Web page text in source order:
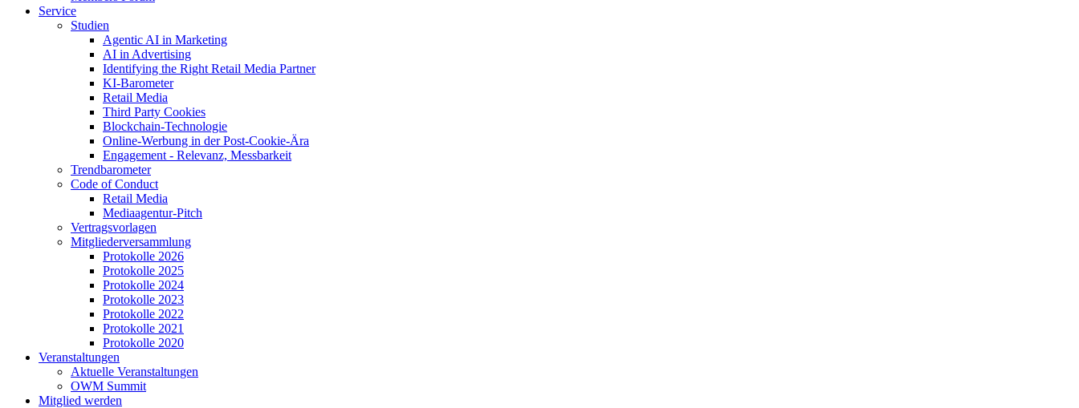
Service
Studien
Agentic AI in Marketing
AI in Advertising
Identifying the Right Retail Media Partner
KI-Barometer
Retail Media
Third Party Cookies
Blockchain-Technologie
Online-Werbung in der Post-Cookie-Ära
Engagement - Relevanz, Messbarkeit
Trendbarometer
Code of Conduct
Retail Media
Mediaagentur-Pitch
Vertragsvorlagen
Mitgliederversammlung
Protokolle 2026
Protokolle 2025
Protokolle 2024
Protokolle 2023
Protokolle 2022
Protokolle 2021
Protokolle 2020
Veranstaltungen
Aktuelle Veranstaltungen
OWM Summit
Mitglied werden